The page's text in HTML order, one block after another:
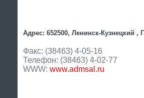
Адрес: 652500, Ленинск-Кузнецкий ,
Факс: (38463) 4-05-16
Телефон: (38463) 4-02-77
WWW: www.admsal.ru